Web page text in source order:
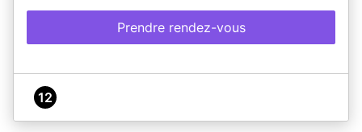
Prendre rendez-vous
12